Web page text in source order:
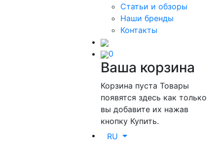
Статьи и обзоры
Наши бренды
Контакты
0
Ваша корзина
Корзина пустаТовары
появятся здесь как только
вы добавите их нажав
кнопку Купить.
RU